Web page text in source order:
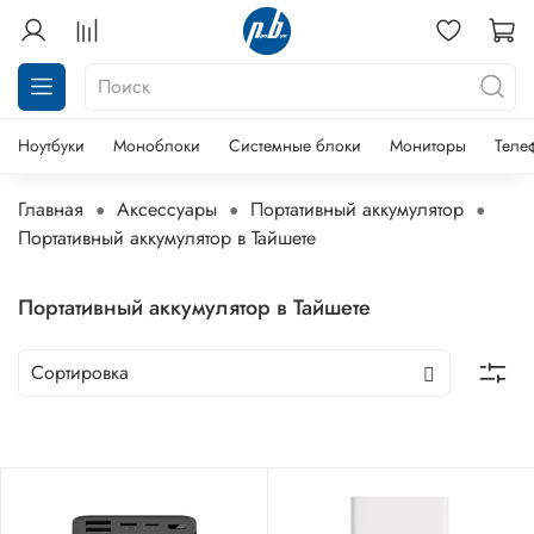
Ноутбуки Моноблоки Системные блоки Мониторы
Главная Аксессуары
Портативный аккумулятор
Портативный аккумулятор в Тайшете
Портативный аккумулятор в Тайшете